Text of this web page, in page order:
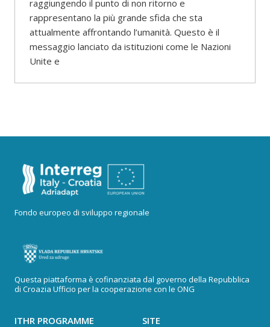
raggiungendo il punto di non ritorno e
rappresentano la più grande sfida che sta
attualmente affrontando l’umanità. Questo è il
messaggio lanciato da istituzioni come le Nazioni
Unite e
Fondo europeo di sviluppo regionale
Questa piattaforma è cofinanziata dal governo della Repubblica
di Croazia Ufficio per la cooperazione con le ONG
ITHR PROGRAMME
SITE